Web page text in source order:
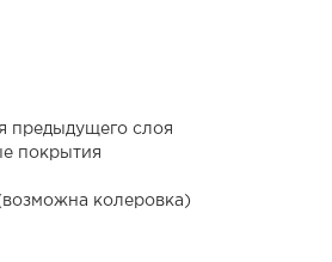
предыдущего слоя
покрытия
колеровка)